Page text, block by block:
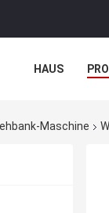
HAUS
Maschine